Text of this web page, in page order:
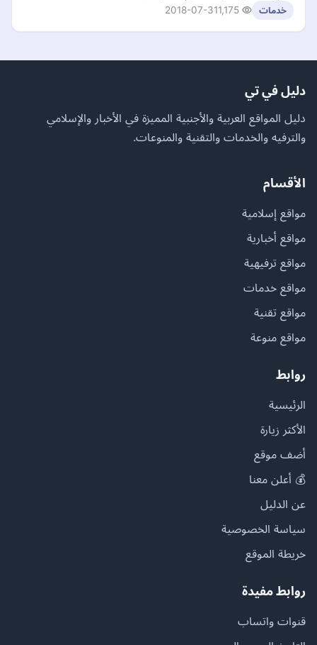
خدمات 2018-07-31
دليل في تي
دليل المواقع العربية والأجنبية المميزة في الأخبار والإسلامي
والترفيه والخدمات والتقنية والمنوعات.
الأقسام
مواقع إسلامية
مواقع أخبارية
مواقع ترفيهية
مواقع خدمات
مواقع تقنية
مواقع منوعة
روابط
الرئيسية
الأكثر زيارة
أضف موقع
💰 أعلن معنا
عن الدليل
سياسة الخصوصية
خريطة الموقع
روابط مفيدة
قنوات واتساب